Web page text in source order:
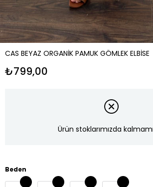
CAS BEYAZ ORGANIK PAMUK GÖMLEK ELBISE
₺799,00
Ürün stoklarımızda
Beden